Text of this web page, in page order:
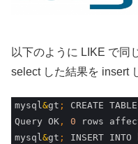
以下のように LIKE で同
select した結果を insert
mysql&gt ; CREATE TABLE
Query OK , 0 rows
mysql&gt ; INSERT INTO